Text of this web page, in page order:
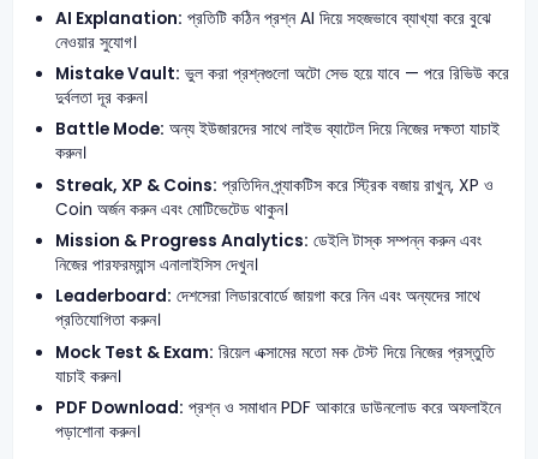
AI Explanation: প্রতিটি কঠিন প্রশ্ন AI দিয়ে সহজভাবে ব্যাখ্যা করে বুঝে
নেওয়ার সুযোগ।
Mistake Vault: ভুল করা প্রশ্নগুলো অটো সেভ হয়ে যাবে — পরে রিভিউ করে
দুর্বলতা দূর করুন।
Battle Mode: অন্য ইউজারদের সাথে লাইভ ব্যাটেল দিয়ে নিজের দক্ষতা যাচাই
করুন।
Streak, XP & Coins: প্রতিদিন প্র্যাকটিস করে স্ট্রিক বজায় রাখুন, XP ও
Coin অর্জন করুন এবং মোটিভেটেড থাকুন।
Mission & Progress Analytics: ডেইলি টাস্ক সম্পন্ন করুন এবং
নিজের পারফরম্যান্স এনালাইসিস দেখুন।
Leaderboard: দেশসেরা লিডারবোর্ডে জায়গা করে নিন এবং অন্যদের সাথে
প্রতিযোগিতা করুন।
Mock Test & Exam: রিয়েল এক্সামের মতো মক টেস্ট দিয়ে নিজের প্রস্তুতি
যাচাই করুন।
PDF Download: প্রশ্ন ও সমাধান PDF আকারে ডাউনলোড করে অফলাইনে
পড়াশোনা করুন।